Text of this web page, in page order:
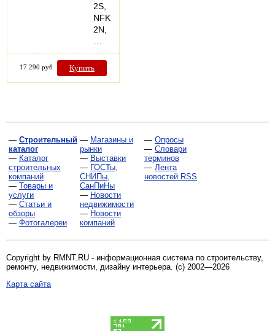
2S,
NFK
2N,
17 290 руб Купить
— Строительный
каталог
— Каталог
строительных
компаний
— Товары и
услуги
— Статьи и
обзоры
— Фотогалереи
— Магазины и
рынки
— Выставки
— ГОСТы,
СНИПы,
СанПиНы
— Новости
недвижимости
— Новости
компаний
— Опросы
— Словари
терминов
— Лента
новостей RSS
Copyright by RMNT.RU - информационная система по строительству,
ремонту, недвижимости, дизайну интерьера. (c) 2002—2026
Карта сайта